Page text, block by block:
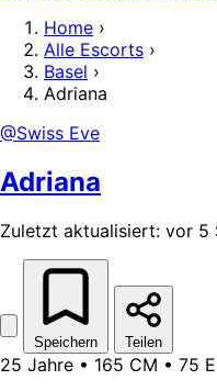
Home ›
Alle Escorts ›
Basel ›
Adriana
@Swiss Eve
Adriana
Zuletzt aktualisiert: vor 5
Speichern Teilen
25 Jahre • 165 CM • 75